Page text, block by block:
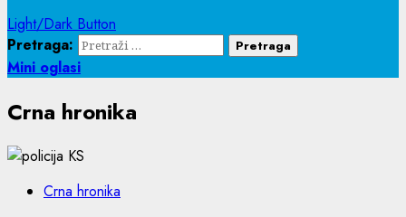
Light/Dark Button
Pretraga:
Mini oglasi
Crna hronika
Crna hronika